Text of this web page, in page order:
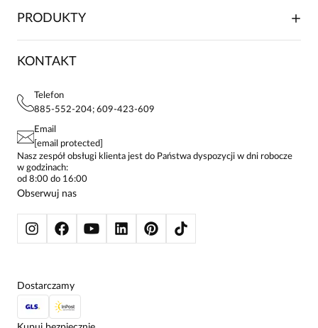
FRANCZYZA
KONTAKTY
SKŁADANIE ZAMÓWIENIA
FAQ
POLITYKA PRYWATNOŚCI
STREFA STAŁEGO KLIENTA
PRODUKTY
SUKIENKI
KOSZULE DAMSKIE
SPODNIE DAMSKIE
ŻAKIETY I MARYNARKI
SWETRY
BLUZY
KONTAKT
Telefon
885-552-204; 609-423-609
Email
[email protected]
Nasz zespół obsługi klienta jest do Państwa dyspozycji w dni robocze
w godzinach:
od 8:00 do 16:00
Obserwuj nas
Dostarczamy